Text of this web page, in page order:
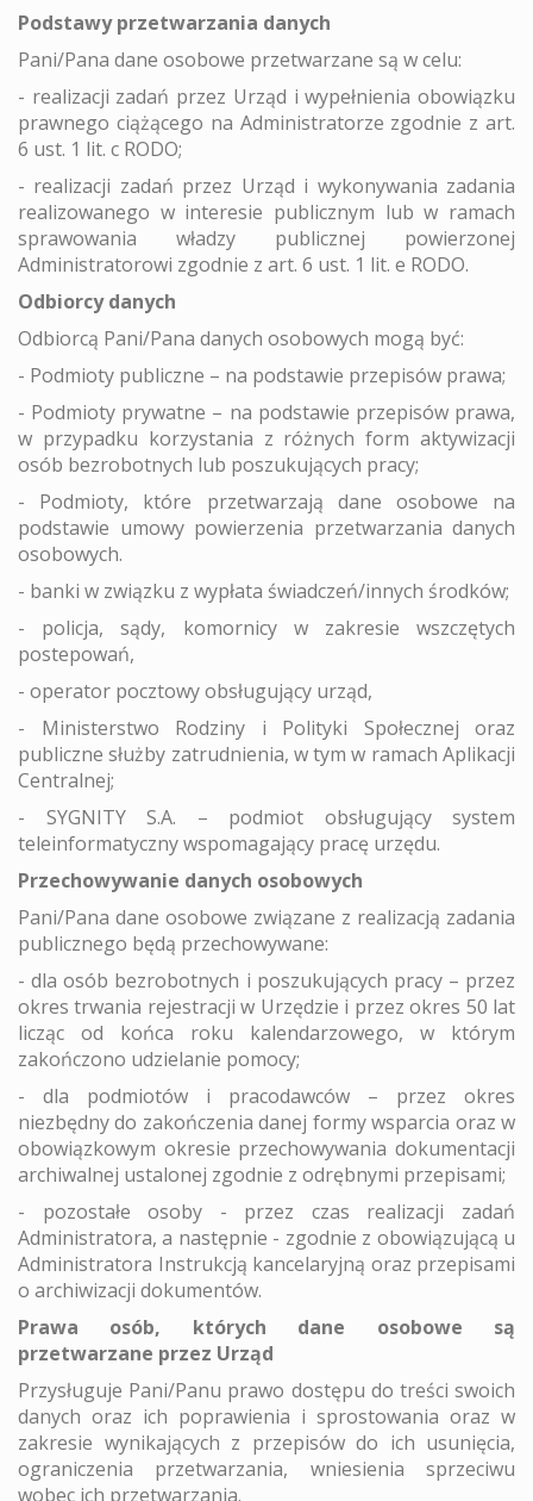
Podstawy przetwarzania danych
Pani/Pana dane osobowe przetwarzane są w celu:
- realizacji zadań przez Urząd i wypełnienia obowiązku
prawnego ciążącego na Administratorze zgodnie z art.
6 ust. 1 lit. c RODO;
- realizacji zadań przez Urząd i wykonywania zadania
realizowanego w interesie publicznym lub w ramach
sprawowania władzy publicznej powierzonej
Administratorowi zgodnie z art. 6 ust. 1 lit. e RODO.
Odbiorcy danych
Odbiorcą Pani/Pana danych osobowych mogą być:
- Podmioty publiczne – na podstawie przepisów prawa;
- Podmioty prywatne – na podstawie przepisów prawa,
w przypadku korzystania z różnych form aktywizacji
osób bezrobotnych lub poszukujących pracy;
- Podmioty, które przetwarzają dane osobowe na
podstawie umowy powierzenia przetwarzania danych
osobowych.
- banki w związku z wypłata świadczeń/innych środków;
- policja, sądy, komornicy w zakresie wszczętych
postepowań,
- operator pocztowy obsługujący urząd,
- Ministerstwo Rodziny i Polityki Społecznej oraz
publiczne służby zatrudnienia, w tym w ramach Aplikacji
Centralnej;
- SYGNITY S.A. – podmiot obsługujący system
teleinformatyczny wspomagający pracę urzędu.
Przechowywanie danych osobowych
Pani/Pana dane osobowe związane z realizacją zadania
publicznego będą przechowywane:
- dla osób bezrobotnych i poszukujących pracy – przez
okres trwania rejestracji w Urzędzie i przez okres 50 lat
licząc od końca roku kalendarzowego, w którym
zakończono udzielanie pomocy;
- dla podmiotów i pracodawców – przez okres
niezbędny do zakończenia danej formy wsparcia oraz w
obowiązkowym okresie przechowywania dokumentacji
archiwalnej ustalonej zgodnie z odrębnymi przepisami;
- pozostałe osoby - przez czas realizacji zadań
Administratora, a następnie - zgodnie z obowiązującą u
Administratora Instrukcją kancelaryjną oraz przepisami
o archiwizacji dokumentów.
Prawa osób, których dane osobowe są
przetwarzane przez Urząd
Przysługuje Pani/Panu prawo dostępu do treści swoich
danych oraz ich poprawienia i sprostowania oraz w
zakresie wynikających z przepisów do ich usunięcia,
ograniczenia przetwarzania, wniesienia sprzeciwu
wobec ich przetwarzania.